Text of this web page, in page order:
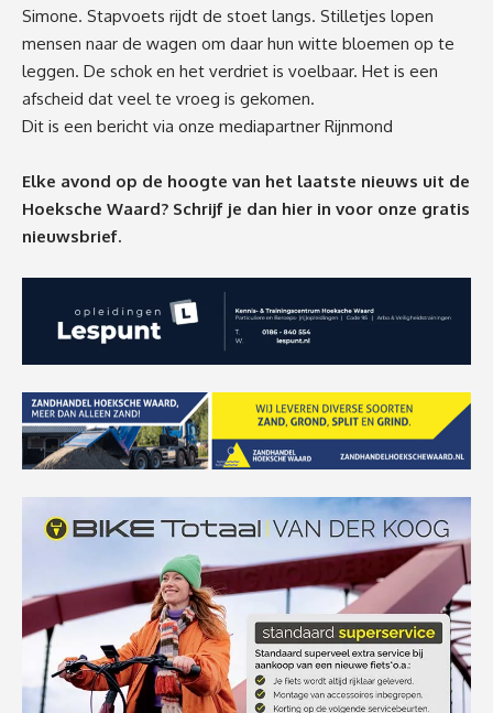
Simone. Stapvoets rijdt de stoet langs. Stilletjes lopen
mensen naar de wagen om daar hun witte bloemen op te
leggen. De schok en het verdriet is voelbaar. Het is een
afscheid dat veel te vroeg is gekomen.
Dit is een bericht via onze mediapartner Rijnmond
Elke avond op de hoogte van het laatste nieuws uit de
Hoeksche Waard? Schrijf je dan hier in voor onze gratis
nieuwsbrief.